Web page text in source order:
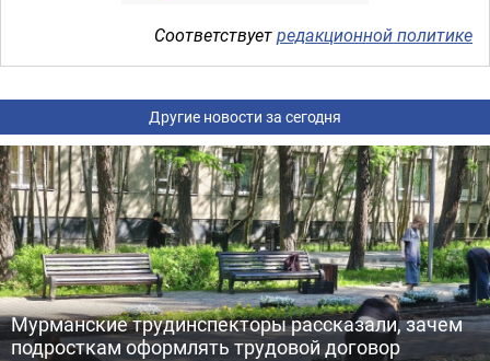
Соответствуетредакционной политике
Другие новости за сегодня
Мурманские трудинспекторы рассказали, зачем
подросткам оформлять трудовой договор